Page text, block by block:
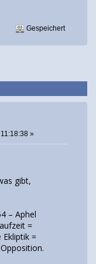
Gespeichert
»
gibt,
– Aphel
=
Ekliptik =